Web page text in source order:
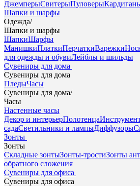
ДжемперыСвитерыПуловеры
Шапки и шарфы
Одежда/
Шапки и шарфы
ШапкиШарфы
МанишкиПлаткиПерчаткиВарежки
для одежды и обувиЛейблы и шильды
Сувениры для дома
Сувениры для дома
ПледыЧасы
Сувениры для дома/
Часы
Настенные часы
Декор и интерьерПолотенца
садаСветильники и лампыДиффузоры
Зонты
Зонты
Складные зонтыЗонты-тростиЗонты
обратного сложения
Сувениры для офиса
Сувениры для офиса